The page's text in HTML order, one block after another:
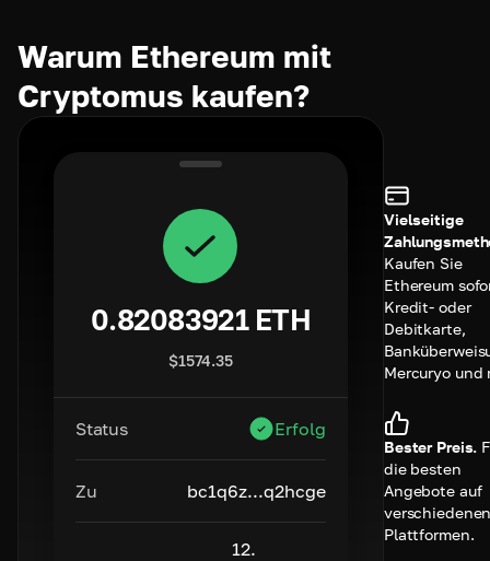
Warum Ethereum mit
Cryptomus kaufen?
0.82083921 ETH
$1574.35
Status Erfolg
Zu bc1q6z...q2hcge
12.
Vielseitige
Kaufen Sie
Ethereum
Kredit- oder
Debitkarte,
Mercuryo und
Bester Preis.
die besten
Angebote auf
Plattformen.